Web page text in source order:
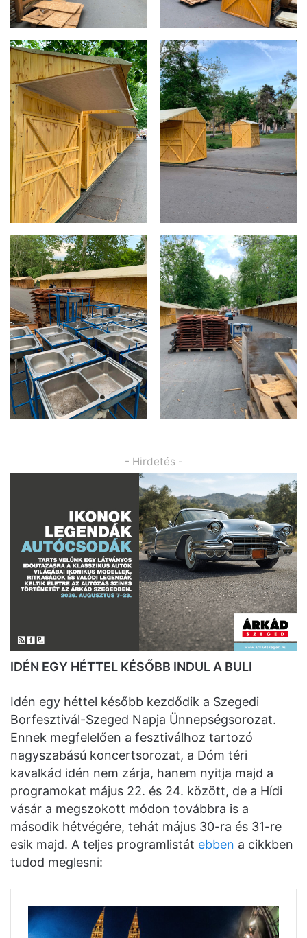
- Hirdetés -
IDÉN EGY HÉTTEL KÉSŐBB INDUL A BULI
Idén egy héttel később kezdődik a Szegedi
Borfesztivál-Szeged Napja Ünnepségsorozat.
Ennek megfelelően a fesztiválhoz tartozó
nagyszabású koncertsorozat, a Dóm téri
kavalkád idén nem zárja, hanem nyitja majd a
programokat május 22. és 24. között, de a Hídi
vásár a megszokott módon továbbra is a
második hétvégére, tehát május 30-ra és 31-re
esik majd. A teljes programlistát ebben a cikkben
tudod meglesni: